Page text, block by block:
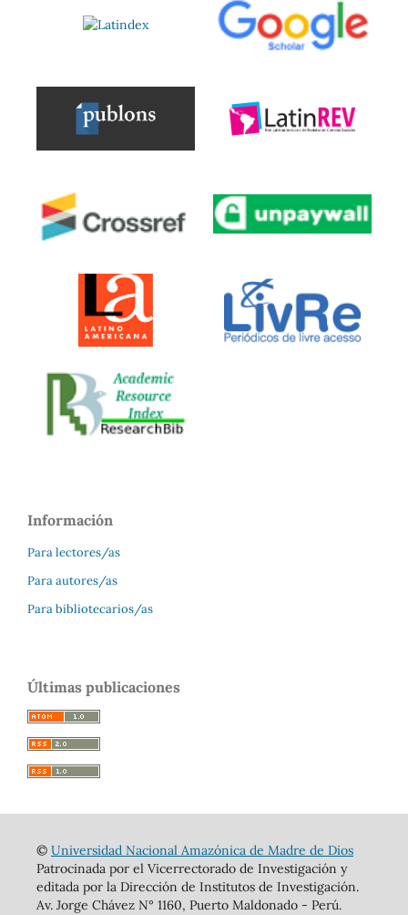
Información
Para lectores/as
Para autores/as
Para bibliotecarios/as
Últimas publicaciones
© Universidad Nacional Amazónica de Madre de Dios
Patrocinada por el Vicerrectorado de Investigación y
editada por la Dirección de Institutos de Investigación.
Av. Jorge Chávez N° 1160, Puerto Maldonado - Perú.